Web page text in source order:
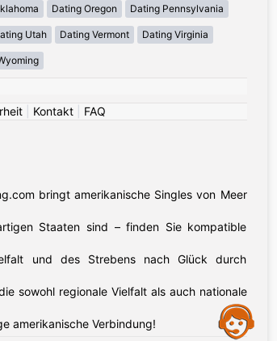
Dating Oregon Dating Pennsylvania
Utah Dating Vermont Dating Virginia
Kontakt FAQ
bringt amerikanische Singles von Meer
Staaten sind – finden Sie kompatible
und des Strebens nach Glück durch
sowohl regionale Vielfalt als auch nationale
amerikanische Verbindung!